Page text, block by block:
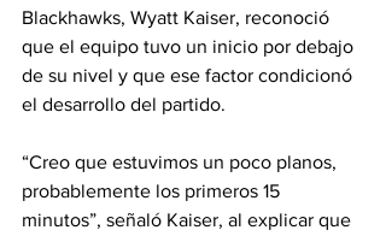
Blackhawks, Wyatt Kaiser, reconoció
que el equipo tuvo un inicio por debajo
de su nivel y que ese factor condicionó
el desarrollo del partido.
“Creo que estuvimos un poco planos,
probablemente los primeros 15
minutos”, señaló Kaiser, al explicar que